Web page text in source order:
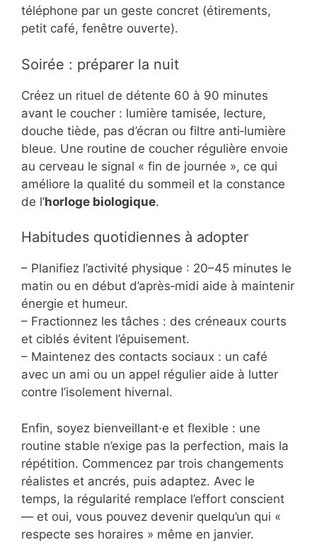
téléphone par un geste concret (étirements,
petit café, fenêtre ouverte).
Soirée : préparer la nuit
Créez un rituel de détente 60 à 90 minutes
avant le coucher : lumière tamisée, lecture,
douche tiède, pas d’écran ou filtre anti‑lumière
bleue. Une routine de coucher régulière envoie
au cerveau le signal « fin de journée », ce qui
améliore la qualité du sommeil et la constance
de l’horloge biologique.
Habitudes quotidiennes à adopter
– Planifiez l’activité physique : 20–45 minutes le
matin ou en début d’après‑midi aide à maintenir
énergie et humeur.
– Fractionnez les tâches : des créneaux courts
et ciblés évitent l’épuisement.
– Maintenez des contacts sociaux : un café
avec un ami ou un appel régulier aide à lutter
contre l’isolement hivernal.
Enfin, soyez bienveillant·e et flexible : une
routine stable n’exige pas la perfection, mais la
répétition. Commencez par trois changements
réalistes et ancrés, puis adaptez. Avec le
temps, la régularité remplace l’effort conscient
— et oui, vous pouvez devenir quelqu’un qui «
respecte ses horaires » même en janvier.